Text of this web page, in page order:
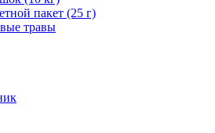
пакет (25 г)
травы